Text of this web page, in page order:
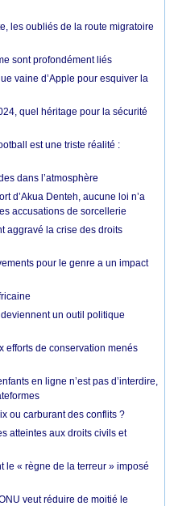
les oubliés de la route migratoire
sont profondément liés
vaine d’Apple pour esquiver la
quel héritage pour la sécurité
est une triste réalité :
dans l’atmosphère
d’Akua Denteh, aucune loi n’a
accusations de sorcellerie
aggravé la crise des droits
pour le genre a un impact
un outil politique
efforts de conservation menés
en ligne n’est pas d’interdire,
ou carburant des conflits ?
atteintes aux droits civils et
le « règne de la terreur » imposé
veut réduire de moitié le